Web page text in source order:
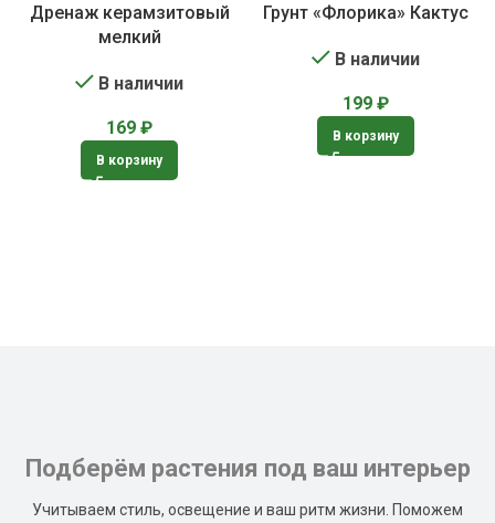
Дренаж керамзитовый
мелкий
В наличии
169 ₽
В корзину
Грунт «Флорика» Кактус
В наличии
199 ₽
В корзину
Подберём растения под ваш интерьер
Учитываем стиль, освещение и ваш ритм жизни. Поможем